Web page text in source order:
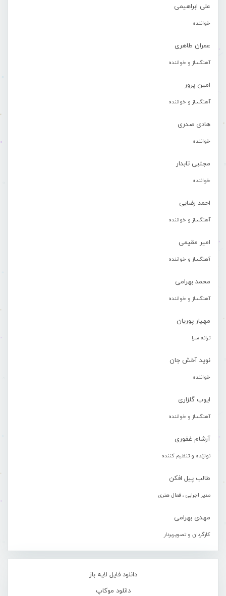
علی ابراهیمی
خواننده
عمران طاهری
آهنگساز و خواننده
امین پرور
آهنگساز و خواننده
هادی صدری
خواننده
مجتبی تابدار
خواننده
احمد رضایی
آهنگساز و خواننده
امیر مقیمی
آهنگساز و خواننده
محمد بهرامی
آهنگساز و خواننده
مهیار پوریان
ترانه سرا
نوید آخش جان
خواننده
ایوب گلزاری
آهنگساز و خواننده
آرشام غفوری
نوازنده و تنظیم کننده
طالب پیل افکن
مدیر اجرایی ، فعال هنری
مهدی بهرامی
کارگردان و تصویربردار
دانلود فایل لایه باز
دانلود موکاپ